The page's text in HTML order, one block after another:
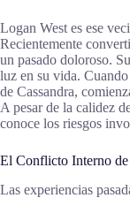
Logan West es ese
Recientemente
un pasado doloroso.
luz en su vida.
de Cassandra,
A pesar de la calidez
conoce los riesgos
El Conflicto Interno de
Las experiencias